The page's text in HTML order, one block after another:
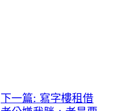
下一篇: 寫字樓租借